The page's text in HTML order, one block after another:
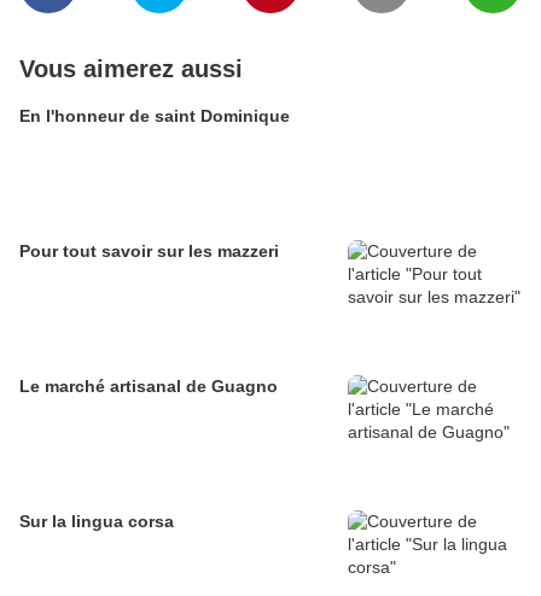
Vous aimerez aussi
En l'honneur de saint Dominique
Pour tout savoir sur les mazzeri
Le marché artisanal de Guagno
Sur la lingua corsa